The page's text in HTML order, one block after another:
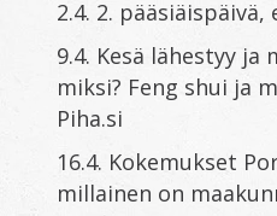
2.4. 2.
9.4. Kesä lähestyy
miksi? Feng shui ja
Piha.si
16.4. Kokemukset
millainen on